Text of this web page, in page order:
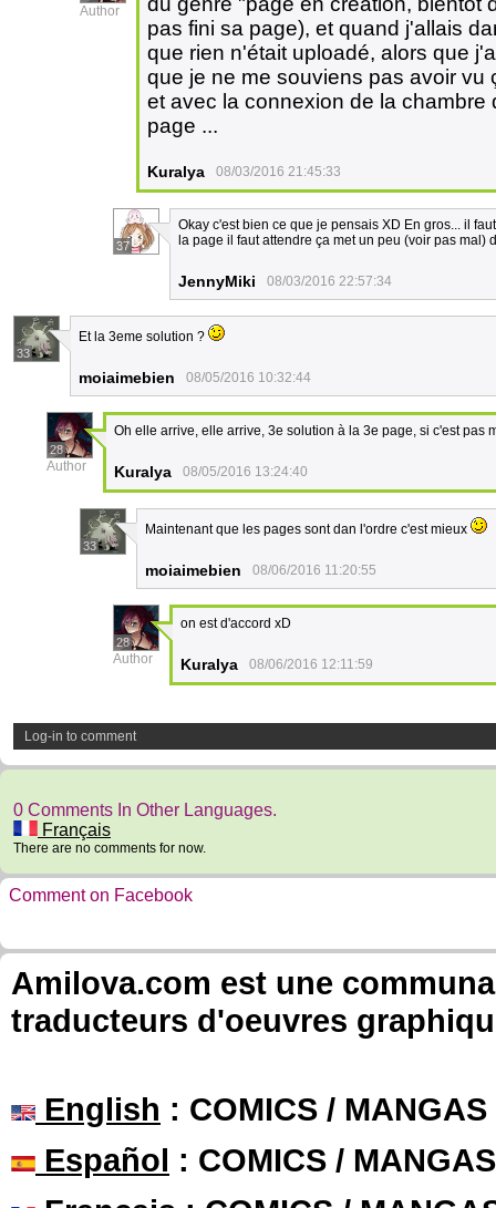
Author
pas fini sa page), et quand j'allais
que rien n'était uploadé, alors que
que je ne me souviens pas avoir vu
et avec la connexion de la
page ...
Kuralya 08/03/2016 21:45:33
37
Okay c'est bien ce que je pensais XD En gros... il
la page il faut attendre ça met un peu (voir pas mal)
JennyMiki 08/03/2016 22:57:34
33
Et la 3eme solution ?
moiaimebien 08/05/2016 10:32:44
28
Author
Oh elle arrive, elle arrive, 3e solution à la 3e page, si c'est pas
Kuralya 08/05/2016 13:24:40
33
Maintenant que les pages sont dan l'ordre c'est mieux
moiaimebien 08/06/2016 11:20:55
28
Author
on est d'accord xD
Kuralya 08/06/2016 12:11:59
Log-in to comment
0 Comments In Other Languages.
Français
There are no comments for now.
Comment on Facebook
Amilova.com est une
traducteurs d'oeuvres
English : COMICS /
Español : COMICS /